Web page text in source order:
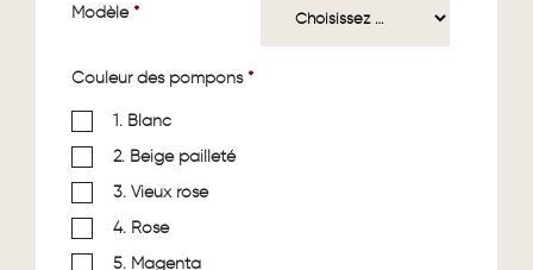
Modèle *
Couleur des pompons *
1. Blanc
2. Beige pailleté
3. Vieux rose
4. Rose
5. Magenta